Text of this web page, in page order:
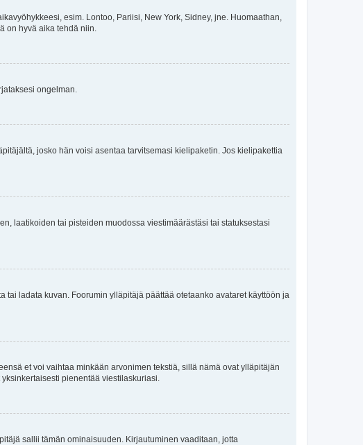
esim. Lontoo, Pariisi, New York, Sidney, jne. Huomaathan,
on hyvä aika tehdä niin.
ongelman.
josko hän voisi asentaa tarvitsemasi kielipaketin. Jos kielipakettia
laatikoiden tai pisteiden muodossa viestimäärästäsi tai statuksestasi
tai ladata kuvan. Foorumin ylläpitäjä päättää otetaanko avataret käyttöön ja
et voi vaihtaa minkään arvonimen tekstiä, sillä nämä ovat ylläpitäjän
pienentää viestilaskuriasi.
sallii tämän ominaisuuden. Kirjautuminen vaaditaan, jotta